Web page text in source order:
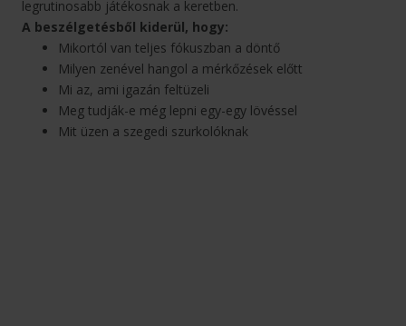
legrutinosabb játékosnak a keretben.
A beszélgetésből kiderül, hogy:
Mikortól van teljes fókuszban a döntő
Milyen zenével hangol a mérkőzések előtt
Mi az, ami igazán feltüzeli
Meg tudják-e még lepni egy-egy lövéssel
Mit üzen a szegedi szurkolóknak